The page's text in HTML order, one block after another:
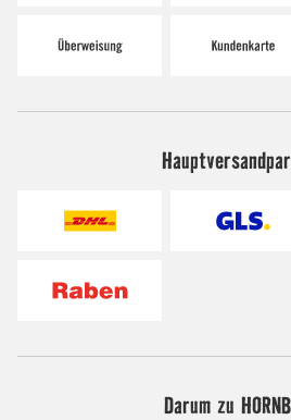
Darum zu